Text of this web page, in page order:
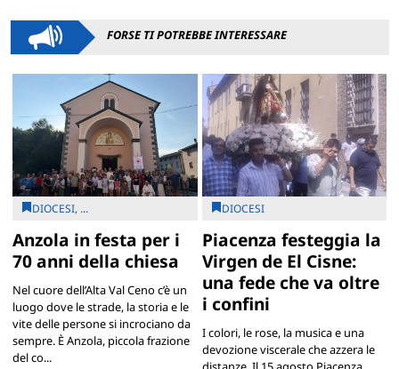
FORSE TI POTREBBE INTERESSARE
DIOCESI, ...
Anzola in festa per i
70 anni della chiesa
Nel cuore dell’Alta Val Ceno c’è un
luogo dove le strade, la storia e le
vite delle persone si incrociano da
sempre. È Anzola, piccola frazione
del co...
DIOCESI
Piacenza festeggia la
Virgen de El Cisne:
una fede che va oltre
i confini
I colori, le rose, la musica e una
devozione viscerale che azzera le